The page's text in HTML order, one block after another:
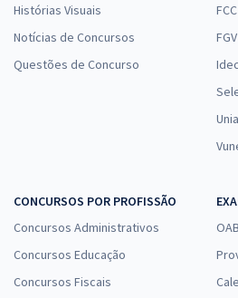
Conhecimentos Gerais para o Cargo
de Justiça Avaliador
ou 12x de
R$
Comprar
Histórias Visuais
Notícias de Concursos
Questões de Concurso
FCC
FGV
CONCURSOS POR PROFISSÃO
Concursos Administrativos
Concursos Educação
Concursos Fiscais
OAB